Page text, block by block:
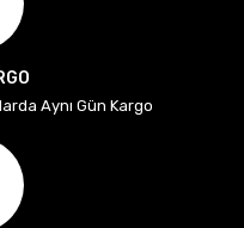
Aynı Gün Kargo